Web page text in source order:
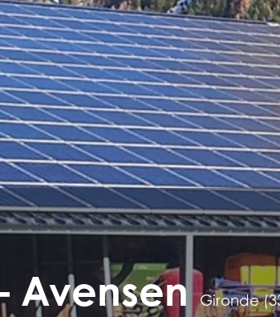
Avensen
Gironde